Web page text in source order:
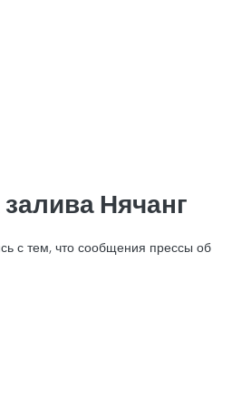
Нячанг
с тем, что сообщения прессы об